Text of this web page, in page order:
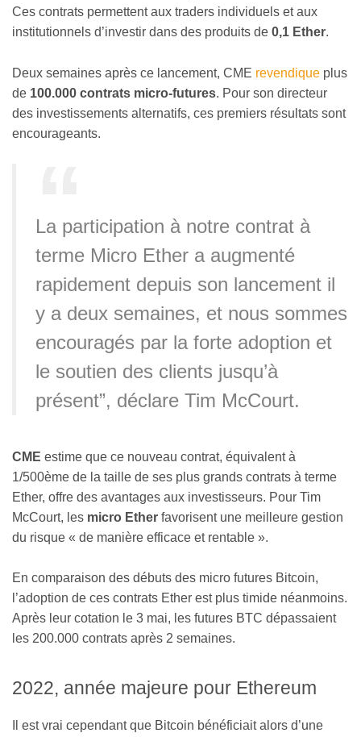
Ces contrats permettent aux traders individuels et aux
institutionnels d’investir dans des produits de 0,1 Ether.
Deux semaines après ce lancement, CME revendique plus
de 100.000 contrats micro-futures. Pour son directeur
des investissements alternatifs, ces premiers résultats sont
encourageants.
La participation à notre contrat à
terme Micro Ether a augmenté
rapidement depuis son lancement il
y a deux semaines, et nous sommes
encouragés par la forte adoption et
le soutien des clients jusqu’à
présent”, déclare Tim McCourt.
CME estime que ce nouveau contrat, équivalent à
1/500ème de la taille de ses plus grands contrats à terme
Ether, offre des avantages aux investisseurs. Pour Tim
McCourt, les micro Ether favorisent une meilleure gestion
du risque « de manière efficace et rentable ».
En comparaison des débuts des micro futures Bitcoin,
l’adoption de ces contrats Ether est plus timide néanmoins.
Après leur cotation le 3 mai, les futures BTC dépassaient
les 200.000 contrats après 2 semaines.
2022, année majeure pour Ethereum
Il est vrai cependant que Bitcoin bénéficiait alors d’une